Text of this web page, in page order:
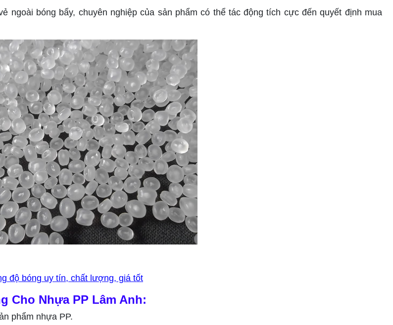
ngoài bóng bẩy, chuyên nghiệp của sản phẩm có thể tác động tích cực đến quyết định mua
độ bóng uy tín, chất lượng, giá tốt
Cho Nhựa PP Lâm Anh:
phẩm nhựa PP.